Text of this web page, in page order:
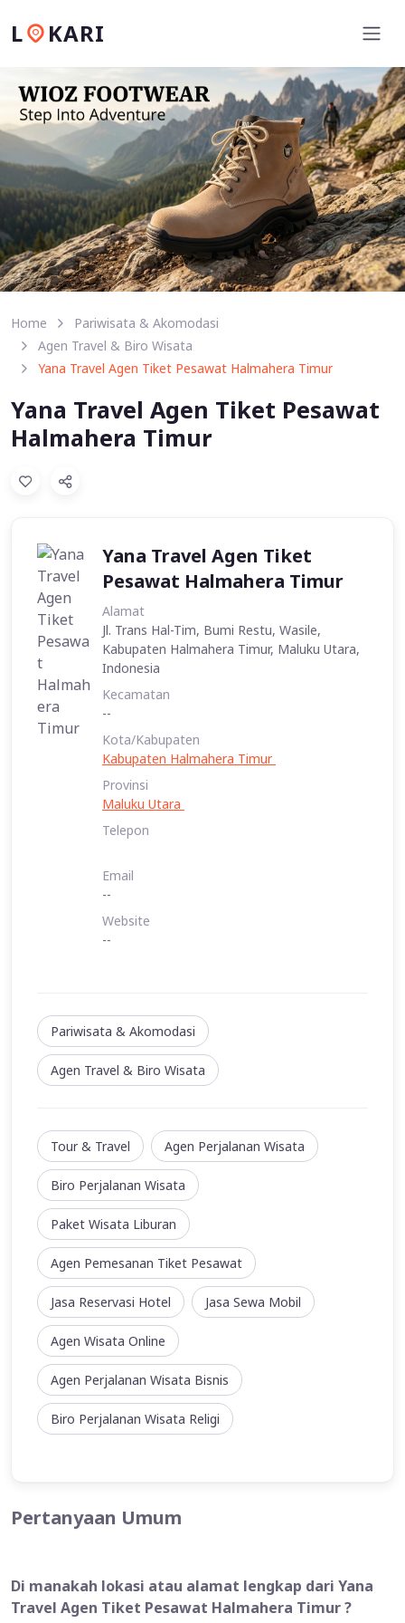
L KARI
Home
Pariwisata & Akomodasi
Agen Travel & Biro Wisata
Yana Travel Agen Tiket Pesawat Halmahera Timur
Yana Travel Agen Tiket Pesawat
Halmahera Timur
Yana Travel Agen Tiket
Pesawat Halmahera Timur
Alamat
Jl. Trans Hal-Tim, Bumi Restu, Wasile,
Kabupaten Halmahera Timur, Maluku Utara,
Indonesia
Kecamatan
--
Kota/Kabupaten
Kabupaten Halmahera Timur
Provinsi
Maluku Utara
Telepon
Email
--
Website
--
Pariwisata & Akomodasi
Agen Travel & Biro Wisata
Tour & Travel Agen Perjalanan Wisata
Biro Perjalanan Wisata
Paket Wisata Liburan
Agen Pemesanan Tiket Pesawat
Jasa Reservasi Hotel Jasa Sewa Mobil
Agen Wisata Online
Agen Perjalanan Wisata Bisnis
Biro Perjalanan Wisata Religi
Pertanyaan Umum
Di manakah lokasi atau alamat lengkap dari Yana
Travel Agen Tiket Pesawat Halmahera Timur ?